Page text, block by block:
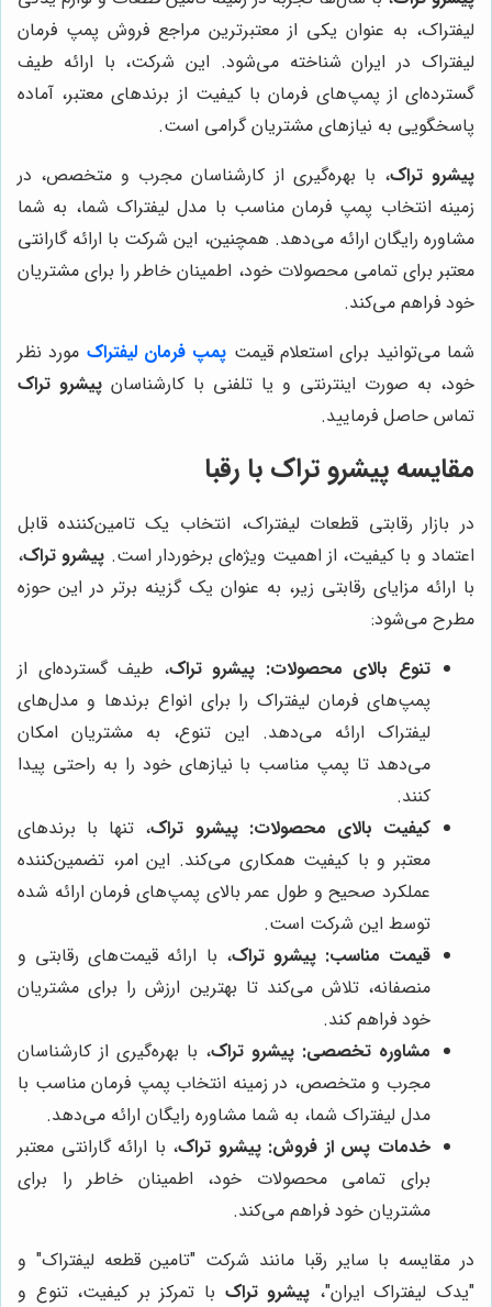
لیفتراک، به عنوان یکی از معتبرترین مراجع فروش پمپ فرمان
لیفتراک در ایران شناخته می‌شود. این شرکت، با ارائه طیف
گسترده‌ای از پمپ‌های فرمان با کیفیت از برندهای معتبر، آماده
پاسخگویی به نیازهای مشتریان گرامی است.
پیشرو تراک، با بهره‌گیری از کارشناسان مجرب و متخصص، در
زمینه انتخاب پمپ فرمان مناسب با مدل لیفتراک شما، به شما
مشاوره رایگان ارائه می‌دهد. همچنین، این شرکت با ارائه گارانتی
معتبر برای تمامی محصولات خود، اطمینان خاطر را برای مشتریان
خود فراهم می‌کند.
شما می‌توانید برای استعلام قیمت پمپ فرمان لیفتراک مورد نظر
خود، به صورت اینترنتی و یا تلفنی با کارشناسان پیشرو تراک
تماس حاصل فرمایید.
مقایسه پیشرو تراک با رقبا
در بازار رقابتی قطعات لیفتراک، انتخاب یک تامین‌کننده قابل
اعتماد و با کیفیت، از اهمیت ویژه‌ای برخوردار است. پیشرو تراک،
با ارائه مزایای رقابتی زیر، به عنوان یک گزینه برتر در این حوزه
مطرح می‌شود:
تنوع بالای محصولات: پیشرو تراک، طیف گسترده‌ای از
پمپ‌های فرمان لیفتراک را برای انواع برندها و مدل‌های
لیفتراک ارائه می‌دهد. این تنوع، به مشتریان امکان
می‌دهد تا پمپ مناسب با نیازهای خود را به راحتی پیدا
کنند.
کیفیت بالای محصولات: پیشرو تراک، تنها با برندهای
معتبر و با کیفیت همکاری می‌کند. این امر، تضمین‌کننده
عملکرد صحیح و طول عمر بالای پمپ‌های فرمان ارائه شده
توسط این شرکت است.
قیمت مناسب: پیشرو تراک، با ارائه قیمت‌های رقابتی و
منصفانه، تلاش می‌کند تا بهترین ارزش را برای مشتریان
خود فراهم کند.
مشاوره تخصصی: پیشرو تراک، با بهره‌گیری از کارشناسان
مجرب و متخصص، در زمینه انتخاب پمپ فرمان مناسب با
مدل لیفتراک شما، به شما مشاوره رایگان ارائه می‌دهد.
خدمات پس از فروش: پیشرو تراک، با ارائه گارانتی معتبر
برای تمامی محصولات خود، اطمینان خاطر را برای
مشتریان خود فراهم می‌کند.
در مقایسه با سایر رقبا مانند شرکت "تامین قطعه لیفتراک" و
"یدک لیفتراک ایران"، پیشرو تراک با تمرکز بر کیفیت، تنوع و